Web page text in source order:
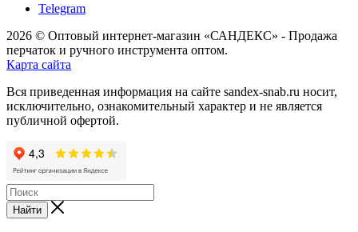
Telegram
2026 © Оптовый интернет-магазин «САНДЕКС» - Продажа
перчаток и ручного инструмента оптом.
Карта сайта
Вся приведенная информация на сайте sandex-snab.ru носит,
исключительно, ознакомительный характер и не является
публичной офертой.
Найти